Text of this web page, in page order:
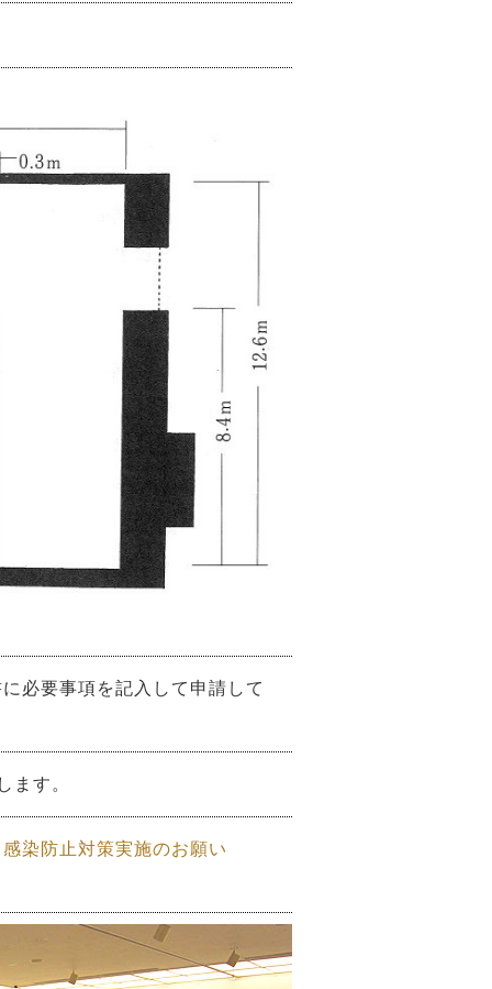
必要事項を記入して申請して
ます。
染防止対策実施のお願い